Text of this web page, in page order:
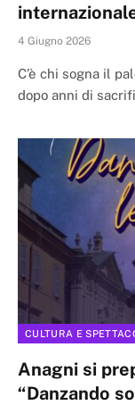
4 Giugno 2026
C’è chi sogna il
dopo anni di
CULTURA E
Anagni si
“Danzando